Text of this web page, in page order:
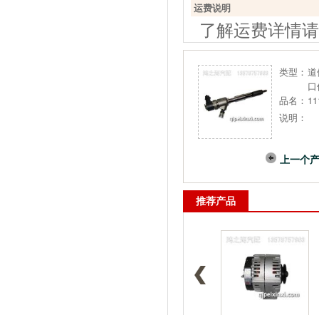
运费说明
了解运费详情
类型：
品名：
说明：
上一个
推荐产品